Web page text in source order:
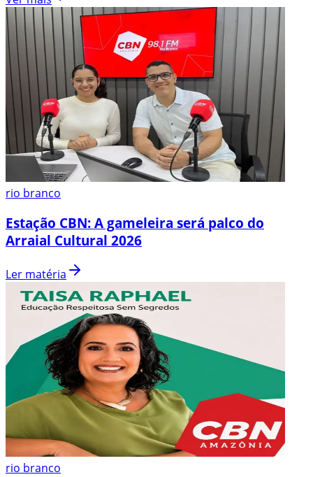
rio branco
Estação CBN: A gameleira será palco do
Arraial Cultural 2026
Ler matéria
rio branco